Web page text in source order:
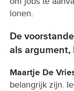
lonen.
De
als argument,
Maartje De
belangrijk zijn.